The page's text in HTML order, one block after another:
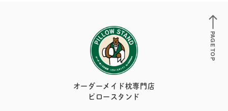
オーダーメイド枕専門店
ピロースタンド
PAGE TOP